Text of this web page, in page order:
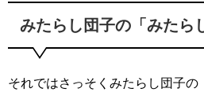
みたらし団子の「みたら
それではさっそくみたらし団子